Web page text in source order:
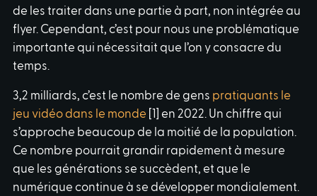
de les traiter dans une partie à part, non intégrée au
flyer. Cependant, c’est pour nous une problématique
importante qui nécessitait que l’on y consacre du
temps.
3,2 milliards, c’est le nombre de gens pratiquants le
jeu vidéo dans le monde [1] en 2022. Un chiffre qui
s’approche beaucoup de la moitié de la population.
Ce nombre pourrait grandir rapidement à mesure
que les générations se succèdent, et que le
numérique continue à se développer mondialement.